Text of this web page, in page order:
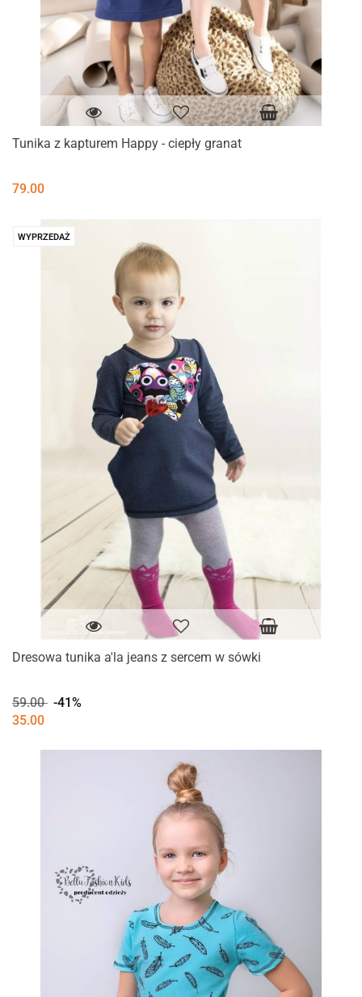
Tunika z kapturem Happy - ciepły granat
79.00
WYPRZEDAŻ
Dresowa tunika a'la jeans z sercem w sówki
59.00 -41%
35.00